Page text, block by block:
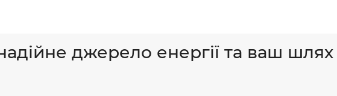
джерело енергії та ваш шлях